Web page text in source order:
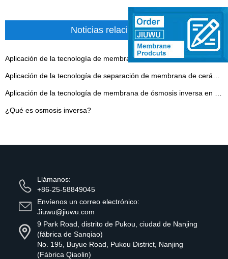
Noticias relacionadas
Aplicación de la tecnología de membrana de nanofiltración en la industria alimentaria: un nuevo capítulo en clarificación y separación
¿Qué es osmosis inversa?
Llámanos:
+86-25-58849045
Envíenos un correo electrónico:
Jiuwu@jiuwu.com
9 Park Road, distrito de Pukou, ciudad de Nanjing
(fábrica de Sanqiao)
No. 195, Buyue Road, Pukou District, Nanjing
(Fábrica Qiaolin)